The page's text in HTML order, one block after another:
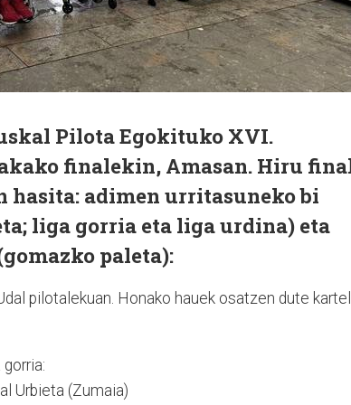
Pilota Egokituko XVI.
finalekin, Amasan. Hiru
hasita: adimen urritasuneko bi
liga gorria eta liga urdina) eta
paleta):
pilotalekuan. Honako hauek osatzen dute
Urbieta (Zumaia)